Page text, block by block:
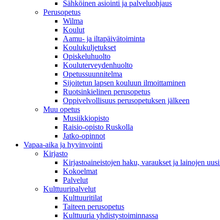
Sähköinen asiointi ja palveluohjaus
Perusopetus
Wilma
Koulut
Aamu- ja iltapäivätoiminta
Koulukuljetukset
Opiskeluhuolto
Kouluterveydenhuolto
Opetussuunnitelma
Sijoitetun lapsen kouluun ilmoittaminen
Ruotsinkielinen perusopetus
Oppivelvollisuus perusopetuksen jälkeen
Muu opetus
Musiikkiopisto
Raisio-opisto Ruskolla
Jatko-opinnot
Vapaa-aika ja hyvinvointi
Kirjasto
Kirjastoaineistojen haku, varaukset ja lainojen
Kokoelmat
Palvelut
Kulttuuripalvelut
Kulttuuritilat
Taiteen perusopetus
Kulttuuria yhdistystoiminnassa